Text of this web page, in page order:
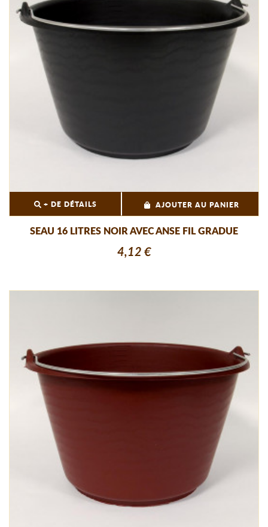
+ DE DÉTAILS AJOUTER AU PANIER
SEAU 16 LITRES NOIR AVEC ANSE FIL GRADUE
4,12 €